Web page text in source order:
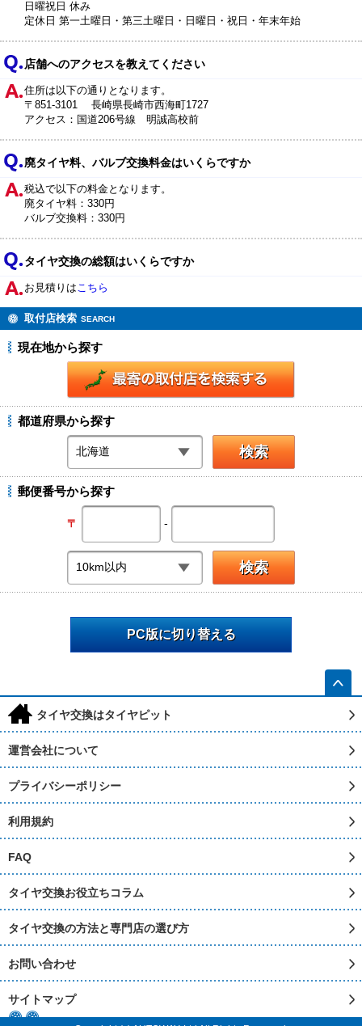
日曜祝日 休み
定休日 第一土曜日・第三土曜日・日曜日・祝日・年末年始
店舗へのアクセスを教えてください
住所は以下の通りとなります。
〒851-3101 長崎県長崎市西海町1727
アクセス：国道206号線 明誠高校前
廃タイヤ料、バルブ交換料金はいくらですか
税込で以下の料金となります。
廃タイヤ料：330円
バルブ交換料：330円
タイヤ交換の総額はいくらですか
お見積りはこちら
取付店検索 SEARCH
現在地から探す
都道府県から探す
郵便番号から探す
〒 -
PC版に切り替える
h タイヤ交換はタイヤピット
運営会社について
プライバシーポリシー
利用規約
FAQ
タイヤ交換お役立ちコラム
タイヤ交換の方法と専門店の選び方
お問い合わせ
サイトマップ